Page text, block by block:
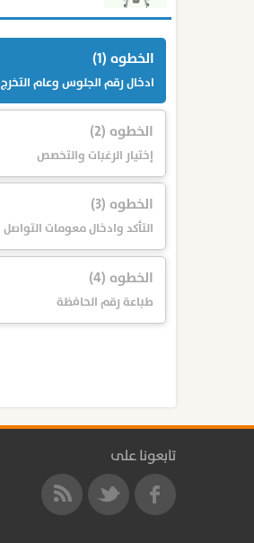
الخطوه (1)
ادخال رقم الجلوس وعام التخرج
الخطوه (2)
إختيار الرغبات والتخصص
الخطوه (3)
التأكد وادخال معومات التواصل
الخطوه (4)
طباعة رقم الحافظة
تابعونا على